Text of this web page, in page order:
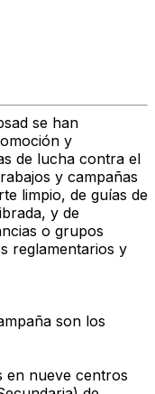
se han
y
de lucha contra el
y campañas
limpio, de guías de
y de
o grupos
reglamentarios y
son los
en nueve centros